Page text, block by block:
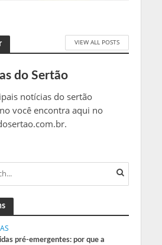
VIEW ALL POSTS
do Sertão
notícias do sertão
você encontra aqui no
pré-emergentes: por que a